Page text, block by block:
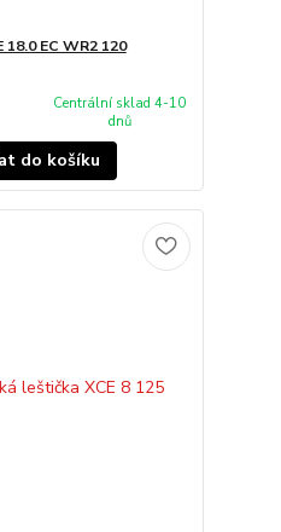
EC WR2 120
Centrální sklad 4-10
dnů
do košíku